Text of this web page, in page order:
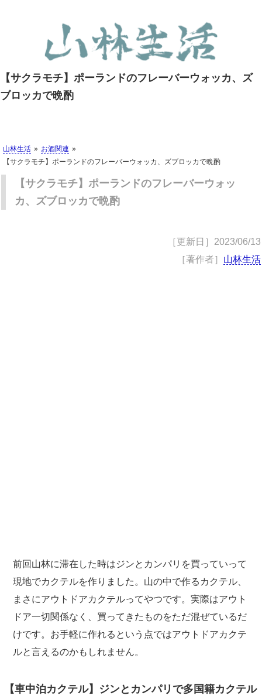
【サクラモチ】ポーランドのフレーバーウォッカ、ズ
ブロッカで晩酌
山林生活
お酒関連
【サクラモチ】ポーランドのフレーバーウォッカ、ズブロッカで晩酌
【サクラモチ】ポーランドのフレーバーウォッ
カ、ズブロッカで晩酌
［更新日］ 2023/06/13
［著作者］ 山林生活
前回山林に滞在した時はジンとカンパリを買っていって
現地でカクテルを作りました。山の中で作るカクテル、
まさにアウトドアカクテルってやつです。実際はアウト
ドア一切関係なく、買ってきたものをただ混ぜているだ
けです。お手軽に作れるという点ではアウトドアカクテ
ルと言えるのかもしれません。
【車中泊カクテル】ジンとカンパリで多国籍カクテル